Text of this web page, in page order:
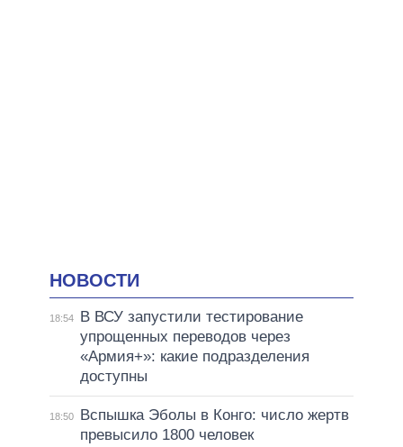
НОВОСТИ
18:54
В ВСУ запустили тестирование
упрощенных переводов через
«Армия+»: какие подразделения
доступны
18:50
Вспышка Эболы в Конго: число жертв
превысило 1800 человек